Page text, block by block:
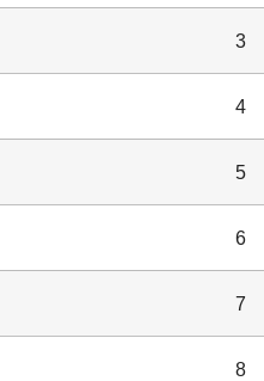
3
4
5
6
7
8